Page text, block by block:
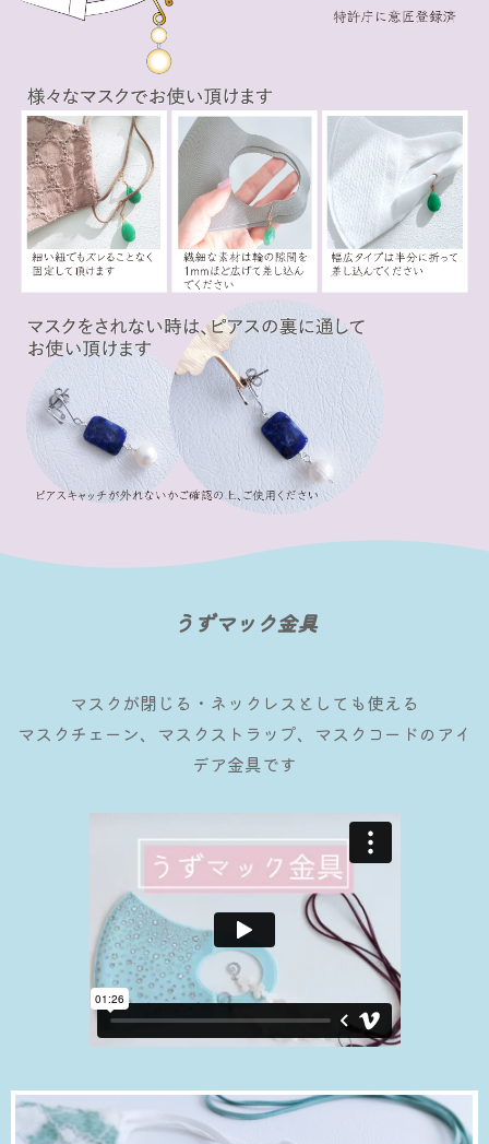
うずマック金具
マスクが閉じる・ネックレスとしても使える
マスクチェーン、マスクストラップ、マスクコードのアイ
デア金具です